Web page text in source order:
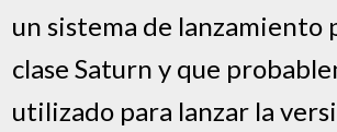
un sistema de lanzamiento
clase Saturn y que
utilizado para lanzar la